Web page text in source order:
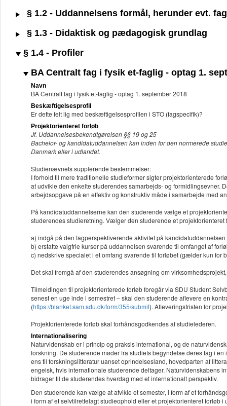
§ 1.2 - Uddannelsens formål, herunder evt.
§ 1.3 - Didaktisk og pædagogisk grundlag
§ 1.4 - Profiler
BA Centralt fag i fysik et-faglig - optag 1.
Navn
BA Centralt fag i fysik et-faglig - optag 1. september 2018
Beskæftigelsesprofil
Er dette felt lig med beskæftigelsesprofilen i STO (fagspecifik)?
Projektorienteret forløb
Jf. Uddannelsesbekendtgørelsen §§ 19 og 25
Bachelor- og kandidatuddannelsen kan inden for den normerede
Danmark eller i udlandet.
Studienævnets supplerende bestemmelser:
I forhold til mere traditionelle studieformer sigter projektorienterede
at udvikle den enkelte studerendes samarbejds- og formidlingsevner.
arbejdsopgave på en effektiv og konstruktiv måde i samarbejde med
På kandidatuddannelserne kan den studerende vælge et
studerendes studieretning. Vælger den studerende et
a) indgå på den fagperspektiverende aktivitet på kandidatuddannelsen
b) erstatte valgfrie kurser på uddannelsen svarende til omfanget af
c) nedskrive specialet i et omfang svarende til forløbet (gælder kun for
Det skal fremgå af den studerendes ansøgning om
Tilmeldingen til projektorienterede forløb foregår via SDU Student
senest en uge inde i semestret – skal den studerende aflevere en
(https://blanket.sam.sdu.dk/form/355/submit). Afleveringsfristen for
Projektorienterede forløb skal forhåndsgodkendes af studielederen.
Internationalisering
Naturvidenskab er i princip og praksis international, og de
forskning. De studerende møder fra studiets begyndelse deres fag i
ens til forskningslitteratur uanset oprindelsesland, hovedparten af
engelsk, hvis internationale studerende deltager. Naturvidenskabens
bidrager til de studerendes hverdag med et internationalt perspektiv.
Den studerende kan vælge at afvikle et semester, i form af et
i form af et selvtilrettelagt studieophold eller et projektorienteret forløb i